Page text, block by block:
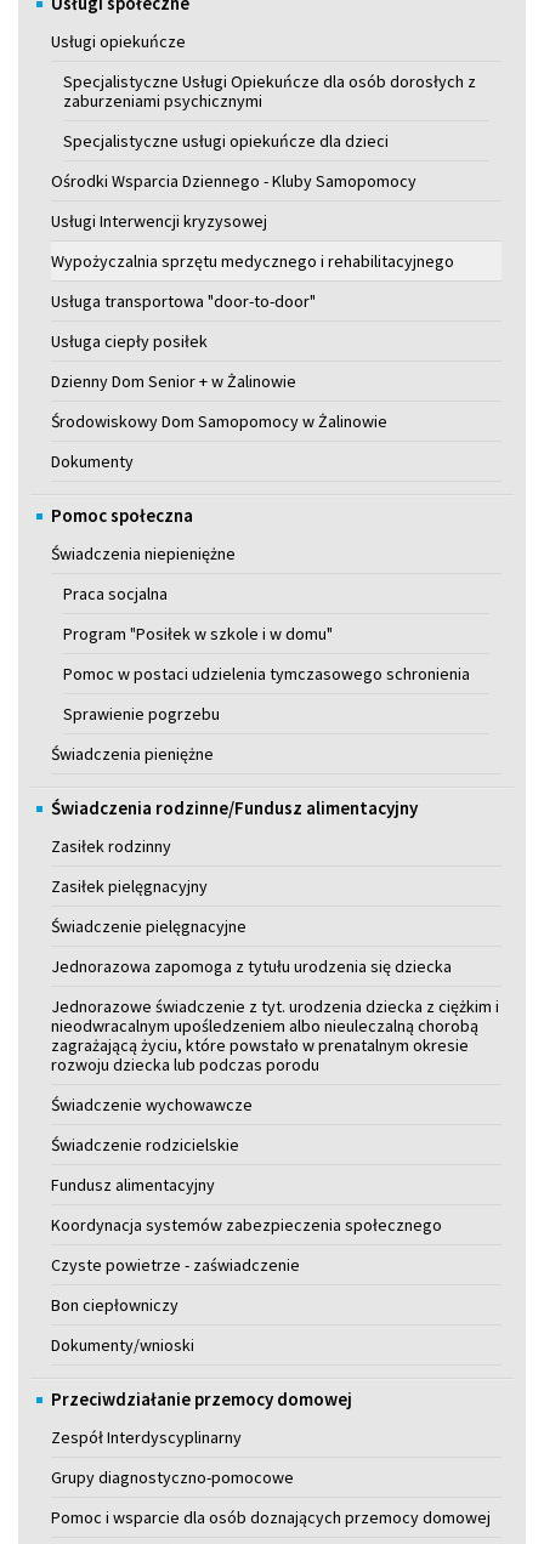
Usługi opiekuńcze
Specjalistyczne Usługi Opiekuńcze dla osób dorosłych z
zaburzeniami psychicznymi
Specjalistyczne usługi opiekuńcze dla dzieci
Ośrodki Wsparcia Dziennego - Kluby Samopomocy
Usługi Interwencji kryzysowej
Wypożyczalnia sprzętu medycznego i rehabilitacyjnego
Usługa transportowa "door-to-door"
Usługa ciepły posiłek
Dzienny Dom Senior + w Żalinowie
Środowiskowy Dom Samopomocy w Żalinowie
Dokumenty
Pomoc społeczna
Świadczenia niepieniężne
Praca socjalna
Program "Posiłek w szkole i w domu"
Pomoc w postaci udzielenia tymczasowego schronienia
Sprawienie pogrzebu
Świadczenia pieniężne
Świadczenia rodzinne/Fundusz alimentacyjny
Zasiłek rodzinny
Zasiłek pielęgnacyjny
Świadczenie pielęgnacyjne
Jednorazowa zapomoga z tytułu urodzenia się dziecka
Jednorazowe świadczenie z tyt. urodzenia dziecka z ciężkim i
nieodwracalnym upośledzeniem albo nieuleczalną chorobą
zagrażającą życiu, które powstało w prenatalnym okresie
rozwoju dziecka lub podczas porodu
Świadczenie wychowawcze
Świadczenie rodzicielskie
Fundusz alimentacyjny
Koordynacja systemów zabezpieczenia społecznego
Czyste powietrze - zaświadczenie
Bon ciepłowniczy
Dokumenty/wnioski
Przeciwdziałanie przemocy domowej
Zespół Interdyscyplinarny
Grupy diagnostyczno-pomocowe
Pomoc i wsparcie dla osób doznających przemocy domowej